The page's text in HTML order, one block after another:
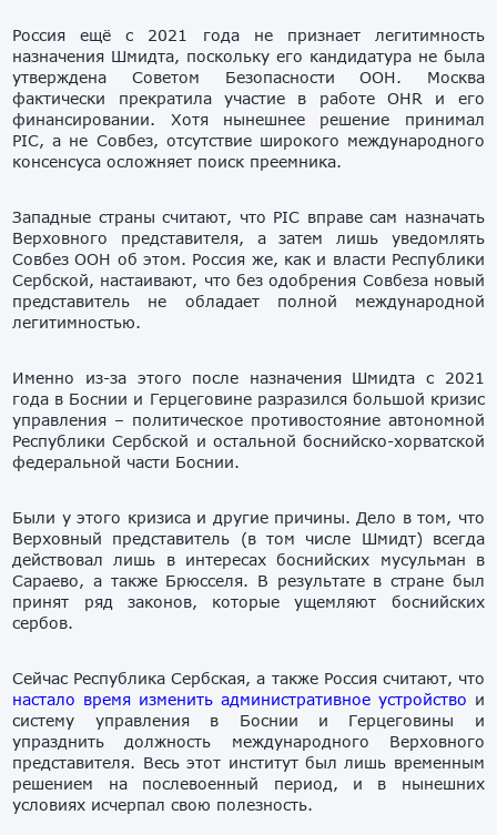
Россия ещё с 2021 года не признает легитимность
назначения Шмидта, поскольку его кандидатура не была
утверждена Советом Безопасности ООН. Москва
фактически прекратила участие в работе OHR и его
финансировании. Хотя нынешнее решение принимал
PIC, а не Совбез, отсутствие широкого международного
консенсуса осложняет поиск преемника.
Западные страны считают, что PIC вправе сам назначать
Верховного представителя, а затем лишь уведомлять
Совбез ООН об этом. Россия же, как и власти Республики
Сербской, настаивают, что без одобрения Совбеза новый
представитель не обладает полной международной
легитимностью.
Именно из-за этого после назначения Шмидта с 2021
года в Боснии и Герцеговине разразился большой кризис
управления – политическое противостояние автономной
Республики Сербской и остальной боснийско-хорватской
федеральной части Боснии.
Были у этого кризиса и другие причины.Дело в том, что
Верховный представитель (в том числе Шмидт) всегда
действовал лишь в интересах боснийских мусульман в
Сараево, а также Брюсселя. В результате в стране был
принят ряд законов, которые ущемляют боснийских
сербов.
Сейчас Республика Сербская, а также Россия считают, что
настало время изменить административное устройство и
систему управления в Боснии и Герцеговины и
упразднить должность международного Верховного
представителя. Весь этот институт был лишь временным
решением на послевоенный период, и в нынешних
условиях исчерпал свою полезность.